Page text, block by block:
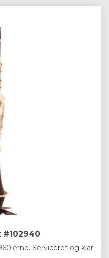
#102940
Serviceret og klar